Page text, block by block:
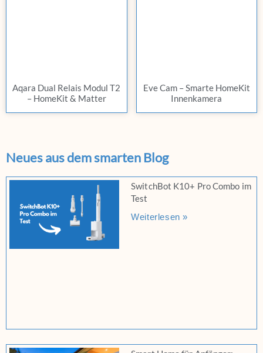
Aqara Dual Relais Modul T2
– HomeKit & Matter
Eve Cam – Smarte HomeKit
Innenkamera
Neues aus dem smarten Blog
SwitchBot K10+ Pro Combo im
Test
Weiterlesen »